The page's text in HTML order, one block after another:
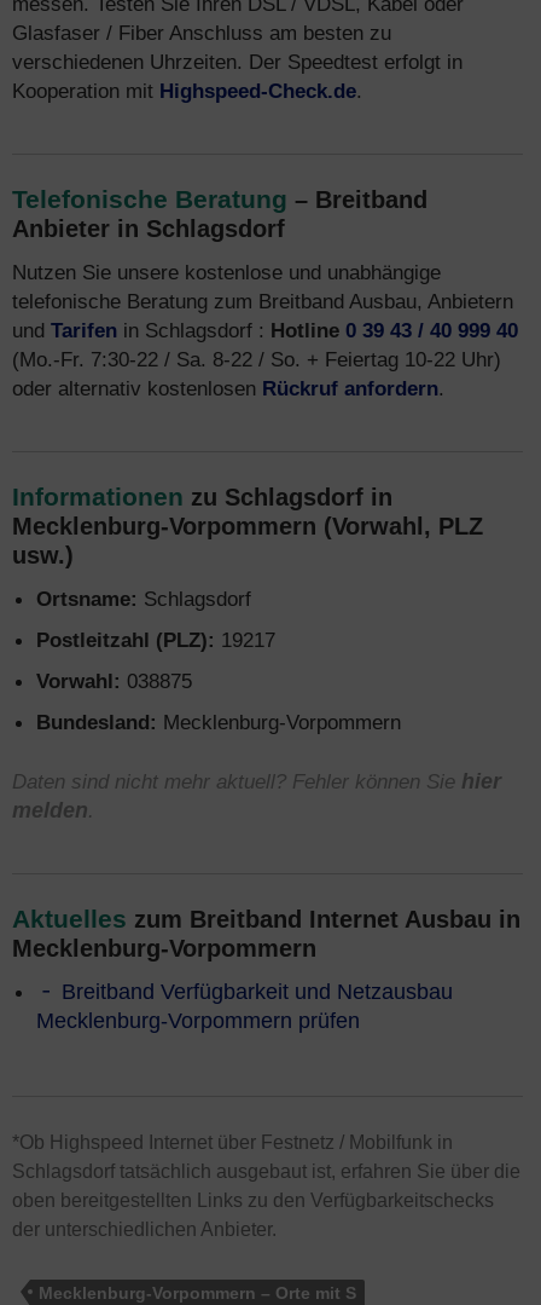
Glasfaser / Fiber Anschluss am besten zu
verschiedenen Uhrzeiten. Der Speedtest erfolgt in
Kooperation mit Highspeed-Check.de.
Telefonische Beratung – Breitband
Anbieter in Schlagsdorf
Nutzen Sie unsere kostenlose und unabhängige
telefonische Beratung zum Breitband Ausbau, Anbietern
und Tarifen in Schlagsdorf : Hotline 0 39 43 / 40 999 40
(Mo.-Fr. 7:30-22 / Sa. 8-22 / So. + Feiertag 10-22 Uhr)
oder alternativ kostenlosen Rückruf anfordern.
Informationen zu Schlagsdorf in
Mecklenburg-Vorpommern (Vorwahl, PLZ
usw.)
Ortsname: Schlagsdorf
Postleitzahl (PLZ): 19217
Vorwahl: 038875
Bundesland: Mecklenburg-Vorpommern
Daten sind nicht mehr aktuell? Fehler können Sie hier
melden.
Aktuelles zum Breitband Internet Ausbau in
Mecklenburg-Vorpommern
Breitband Verfügbarkeit und Netzausbau
Mecklenburg-Vorpommern prüfen
*Ob Highspeed Internet über Festnetz / Mobilfunk in
Schlagsdorf tatsächlich ausgebaut ist, erfahren Sie über die
oben bereitgestellten Links zu den Verfügbarkeitschecks
der unterschiedlichen Anbieter.
Mecklenburg-Vorpommern – Orte mit S